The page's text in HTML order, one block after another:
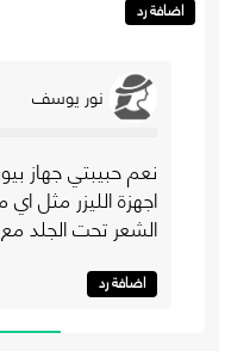
اضافة رد
نور يوسف
اجهزة الليزر مثل
الشعر تحت الجلد مع
اضافة رد